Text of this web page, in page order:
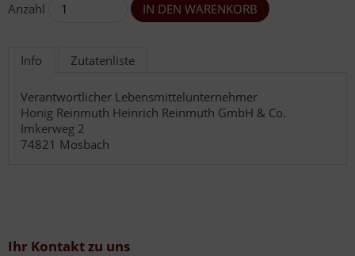
Anzahl
Info Zutatenliste
Verantwortlicher Lebensmittelunternehmer
Honig Reinmuth Heinrich Reinmuth GmbH & Co.
Imkerweg 2
74821 Mosbach
Ihr Kontakt zu uns